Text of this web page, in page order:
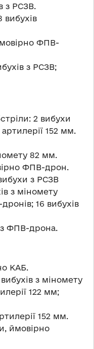
з РСЗВ.
вибухів
ФПВ-
з РСЗВ;
2 вибухи
152 мм.
82 мм.
ФПВ-дрон.
з РСЗВ
з міномету
16 вибухів
ФПВ-дрона.
КАБ.
з міномету
122 мм;
152 мм.
ймовірно